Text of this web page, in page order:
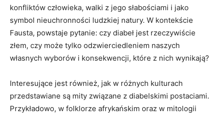
konfliktów człowieka, walki z jego słabościami i jako
symbol nieuchronności ludzkiej natury. W kontekście
Fausta, powstaje pytanie: czy diabeł jest rzeczywiście
złem, czy może tylko odzwierciedleniem naszych
własnych wyborów i konsekwencji, które z nich wynikają?
Interesujące jest również, jak w różnych kulturach
przedstawiane są mity związane z diabelskimi postaciami.
Przykładowo, w folklorze afrykańskim oraz w mitologii